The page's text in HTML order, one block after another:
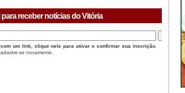
receber notícias do Vitória
um link, clique nele para ativar e confirmar sua inscrição
se novamente.